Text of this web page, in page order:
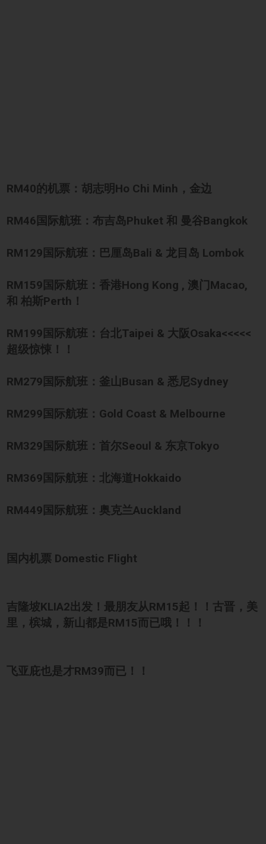
RM40的机票：胡志明Ho Chi Minh，金边
RM46 国际航班：布吉岛Phuket 和 曼谷Bangkok
RM129 国际航班：巴厘岛Bali & 龙目岛 Lombok
RM159 国际航班：香港Hong Kong , 澳门Macao,
和 柏斯Perth！
RM199 国际航班：台北Taipei & 大阪Osaka<<<<<
超级惊悚！！
RM279 国际航班：釜山Busan & 悉尼Sydney
RM299 国际航班：Gold Coast & Melbourne
RM329 国际航班：首尔Seoul & 东京Tokyo
RM369 国际航班：北海道Hokkaido
RM449 国际航班：奥克兰Auckland
国内机票 Domestic Flight
吉隆坡KLIA2出发！最朋友从RM15起！！古晋，美
里，槟城，新山都是RM15而已哦！！！
飞亚庇也是才RM39而已！！